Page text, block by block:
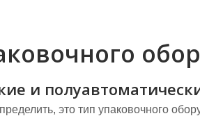
и
это тип упаковочного